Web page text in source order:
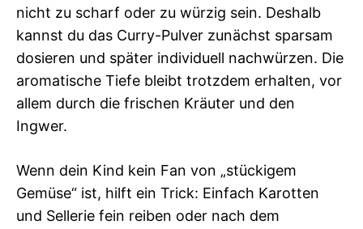
nicht zu scharf oder zu würzig sein. Deshalb
kannst du das Curry-Pulver zunächst sparsam
dosieren und später individuell nachwürzen. Die
aromatische Tiefe bleibt trotzdem erhalten, vor
allem durch die frischen Kräuter und den
Ingwer.
Wenn dein Kind kein Fan von „stückigem
Gemüse“ ist, hilft ein Trick: Einfach Karotten
und Sellerie fein reiben oder nach dem